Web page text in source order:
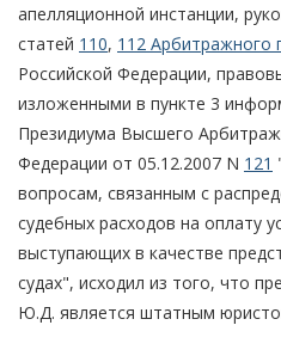
апелляционной инстанции,
статей 110, 112 Арбитражного
Российской Федерации,
изложенными в пункте 3
Президиума Высшего
Федерации от 05.12.2007 N 121
вопросам, связанным с
судебных расходов на оплату
выступающих в качестве
судах", исходил из того, что
Ю.Д. является штатным